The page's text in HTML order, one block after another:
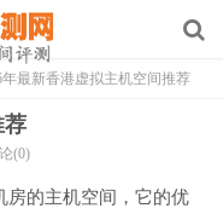
年最新香港虚拟主机空间推荐
荐
(0)
房的主机空间，它的优